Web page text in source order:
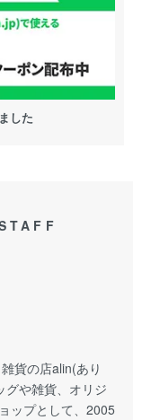
した
貨の店alin(あり
グや雑貨、オリジ
ップとして、2005